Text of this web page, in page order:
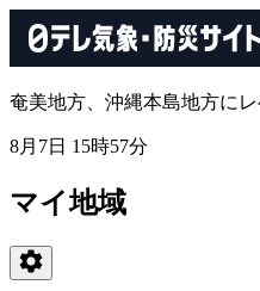
奄美地方、沖縄本島地方に
8月7日 15時57分
マイ地域